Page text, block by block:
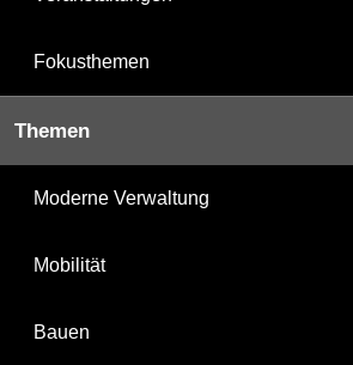
Fokusthemen
Themen
Moderne Verwaltung
Mobilität
Bauen